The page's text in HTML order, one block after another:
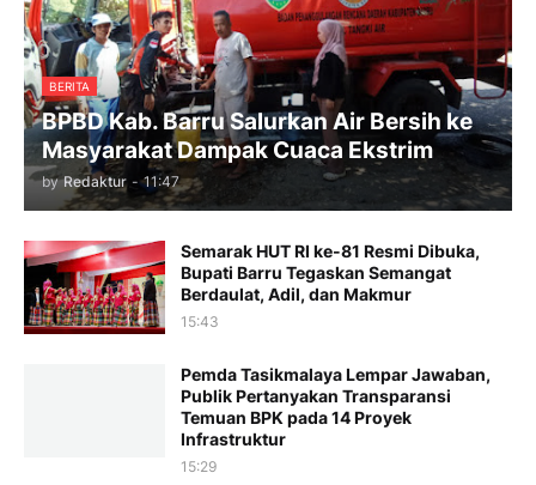
BERITA
BPBD Kab. Barru Salurkan Air Bersih ke
Masyarakat Dampak Cuaca Ekstrim
by Redaktur - 11:47
Semarak HUT RI ke-81 Resmi Dibuka,
Bupati Barru Tegaskan Semangat
Berdaulat, Adil, dan Makmur
15:43
Pemda Tasikmalaya Lempar Jawaban,
Publik Pertanyakan Transparansi
Temuan BPK pada 14 Proyek
Infrastruktur
15:29